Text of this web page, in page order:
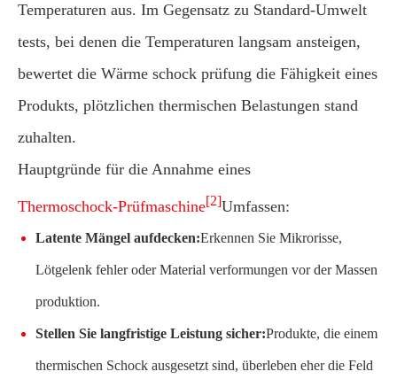
Temperaturen aus. Im Gegensatz zu Standard-Umwelt
tests, bei denen die Temperaturen langsam ansteigen,
bewertet die Wärme schock prüfung die Fähigkeit eines
Produkts, plötzlichen thermischen Belastungen stand
zuhalten.
Hauptgründe für die Annahme eines
Thermoschock-Prüfmaschine[2]Umfassen:
Latente Mängel aufdecken:Erkennen Sie Mikrorisse,
Lötgelenk fehler oder Material verformungen vor der Massen
produktion.
Stellen Sie langfristige Leistung sicher:Produkte, die einem
thermischen Schock ausgesetzt sind, überleben eher die Feld